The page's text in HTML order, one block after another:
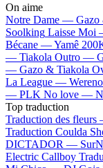
On aime
Notre Dame — Gazo
Soolking Laisse Moi
Bécane —Yamê
— Tiakola Outro —
— Gazo & Tiakola
La League —
— PLK No love —
Top traduction
Traduction des
Traduction Coulda
DICTADOR —
Electric Callboy